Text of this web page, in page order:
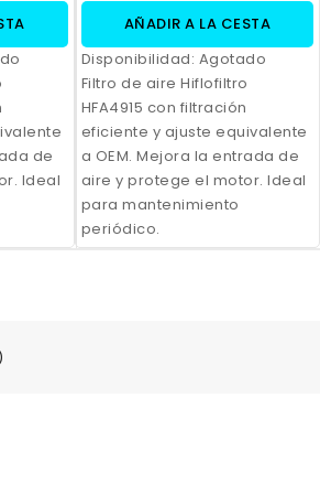
de
Ideal
AÑADIR A LA CESTA
Disponibilidad: Agotado
Filtro de aire Hiflofiltro
HFA4915 con filtración
eficiente y ajuste equivalente
a OEM. Mejora la entrada de
aire y protege el motor. Ideal
para mantenimiento
periódico.